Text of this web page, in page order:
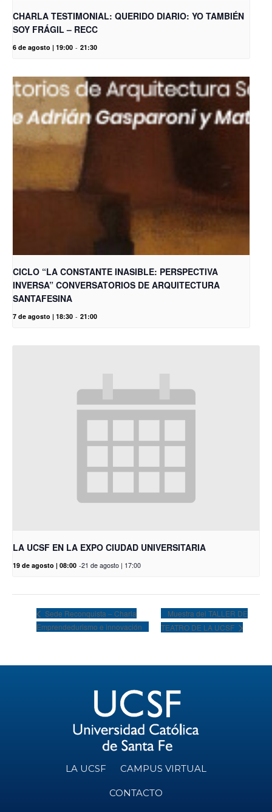
CHARLA TESTIMONIAL: QUERIDO DIARIO: YO TAMBIÉN
SOY FRÁGIL – RECC
6 de agosto | 19:00 - 21:30
CICLO “LA CONSTANTE INASIBLE: PERSPECTIVA
INVERSA” CONVERSATORIOS DE ARQUITECTURA
SANTAFESINA
7 de agosto | 18:30 - 21:00
LA UCSF EN LA EXPO CIUDAD UNIVERSITARIA
19 de agosto | 08:00 -21 de agosto | 17:00
Sede Reconquista – Charla
Emprendedurismo e innovación
Muestra del TALLER DE
TEATRO DE LA UCSF
LA UCSF CAMPUS VIRTUAL
CONTACTO